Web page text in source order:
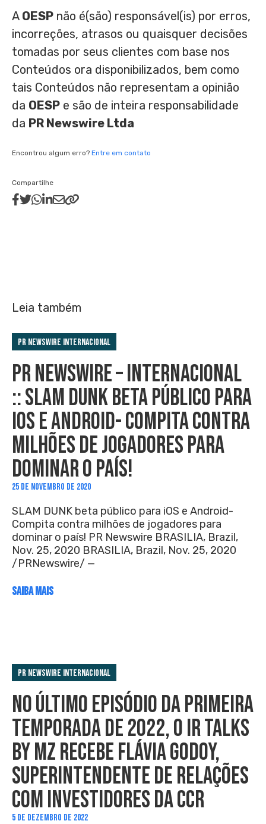
A OESP não é(são) responsável(is) por erros,
incorreções, atrasos ou quaisquer decisões
tomadas por seus clientes com base nos
Conteúdos ora disponibilizados, bem como
tais Conteúdos não representam a opinião
da OESP e são de inteira responsabilidade
da PR Newswire Ltda
Encontrou algum erro? Entre em contato
Compartilhe
Leia também
PR Newswire Internacional
PR NEWSWIRE – INTERNACIONAL
:: SLAM DUNK BETA PÚBLICO PARA
IOS E ANDROID- COMPITA CONTRA
MILHÕES DE JOGADORES PARA
DOMINAR O PAÍS!
25 DE NOVEMBRO DE 2020
SLAM DUNK beta público para iOS e Android-
Compita contra milhões de jogadores para
dominar o país! PR Newswire BRASILIA, Brazil,
Nov. 25, 2020 BRASILIA, Brazil, Nov. 25, 2020
/PRNewswire/ —
SAIBA MAIS
PR Newswire Internacional
NO ÚLTIMO EPISÓDIO DA PRIMEIRA
TEMPORADA DE 2022, O IR TALKS
BY MZ RECEBE FLÁVIA GODOY,
SUPERINTENDENTE DE RELAÇÕES
COM INVESTIDORES DA CCR
5 DE DEZEMBRO DE 2022